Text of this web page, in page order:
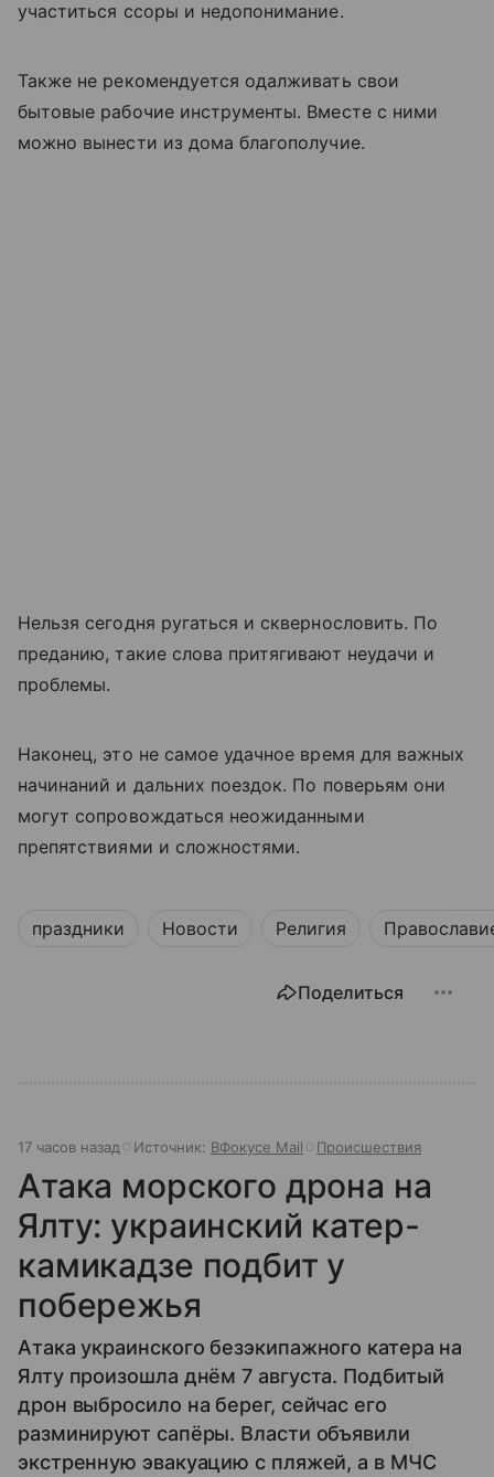
участиться ссоры и недопонимание.
Также не рекомендуется одалживать свои
бытовые рабочие инструменты. Вместе с ними
можно вынести из дома благополучие.
Нельзя сегодня ругаться и сквернословить. По
преданию, такие слова притягивают неудачи и
проблемы.
Наконец, это не самое удачное время для важных
начинаний и дальних поездок. По поверьям они
могут сопровождаться неожиданными
препятствиями и сложностями.
праздники Новости Религия
Поделиться
17 часов назад Источник: ВФокусе Mail Происшествия
Атака морского дрона на
Ялту: украинский катер-
камикадзе подбит у
побережья
Атака украинского безэкипажного катера на
Ялту произошла днём 7 августа. Подбитый
дрон выбросило на берег, сейчас его
разминируют сапёры. Власти объявили
экстренную эвакуацию с пляжей, а в МЧС